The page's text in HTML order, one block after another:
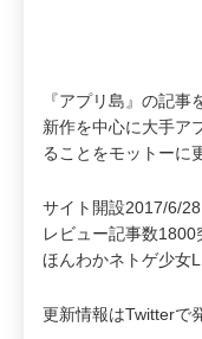
『アプリ島』の記
新作を中心に大手ア
ることをモットーに
サイト開設2017/6/28
レビュー記事数1800
ほんわかネトゲ少女
更新情報はTwitterで